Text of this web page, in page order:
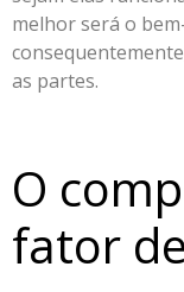
melhor será o
as partes.
O
fator